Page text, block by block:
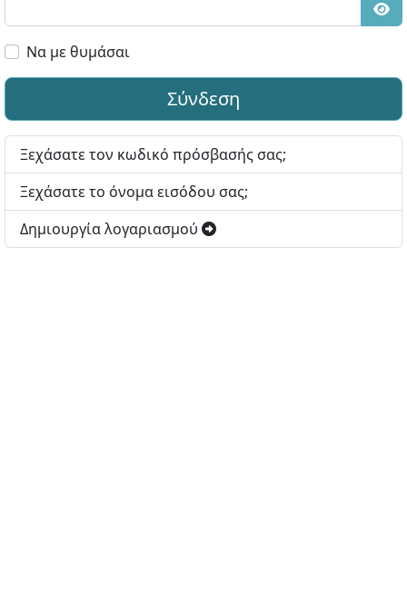
Να με θυμάσαι
Σύνδεση
Ξεχάσατε τον κωδικό πρόσβασής σας;
Ξεχάσατε το όνομα εισόδου σας;
Δημιουργία λογαριασμού